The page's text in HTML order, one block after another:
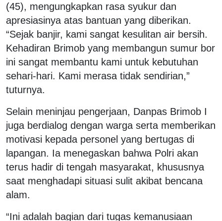
(45), mengungkapkan rasa syukur dan
apresiasinya atas bantuan yang diberikan.
“Sejak banjir, kami sangat kesulitan air bersih.
Kehadiran Brimob yang membangun sumur bor
ini sangat membantu kami untuk kebutuhan
sehari-hari. Kami merasa tidak sendirian,”
tuturnya.
Selain meninjau pengerjaan, Danpas Brimob I
juga berdialog dengan warga serta memberikan
motivasi kepada personel yang bertugas di
lapangan. Ia menegaskan bahwa Polri akan
terus hadir di tengah masyarakat, khususnya
saat menghadapi situasi sulit akibat bencana
alam.
“Ini adalah bagian dari tugas kemanusiaan